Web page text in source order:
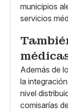
municipios
servicios
Además de
la
nivel
comisarías